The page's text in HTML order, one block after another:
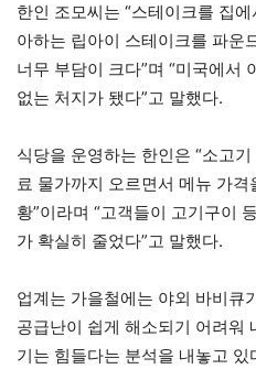
한인 조모씨는 “스테이크를 집
아하는 립아이 스테이크를 파운
너무 부담이 크다”며 “미국에서
없는 처지가 됐다”고 말했다.
식당을 운영하는 한인은 “소고
료 물가까지 오르면서 메뉴 가
황”이라며 “고객들이 고기구이
가 확실히 줄었다”고 말했다.
업계는 가을철에는 야외 바비큐
공급난이 쉽게 해소되기 어려워
기는 힘들다는 분석을 내놓고 있